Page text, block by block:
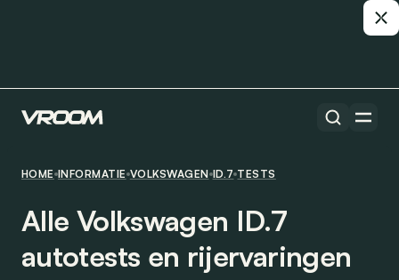
HOME INFORMATIE VOLKSWAGEN ID.7 TESTS
Alle Volkswagen ID.7
autotests en rijervaringen